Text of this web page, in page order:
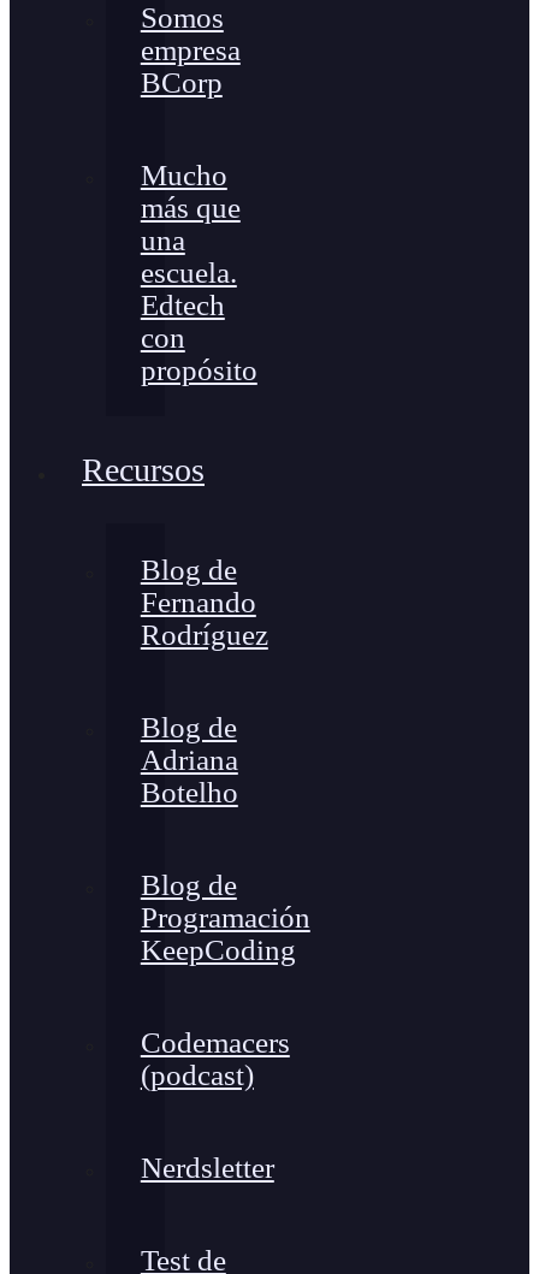
Somos
empresa
BCorp
Mucho
más que
una
escuela.
Edtech
con
propósito
Recursos
Blog de
Fernando
Rodríguez
Blog de
Adriana
Botelho
Blog de
Programación
KeepCoding
Codemacers
(podcast)
Nerdsletter
Test de